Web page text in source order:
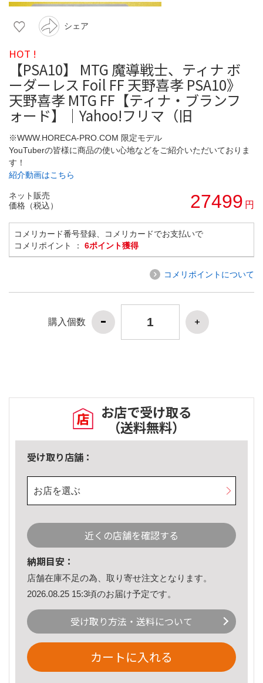
シェア
HOT !
【PSA10】 MTG 魔導戦士、ティナ ボ
ーダーレス Foil FF 天野喜孝 PSA10》
天野喜孝 MTG FF【ティナ・ブランフ
ォード】｜Yahoo!フリマ（旧
※WWW.HORECA-PRO.COM 限定モデル
YouTuberの皆様に商品の使い心地などをご紹介いただいておりま
す！
紹介動画はこちら
ネット販売
価格（税込）
27499 円
コメリカード番号登録、コメリカードでお支払いで
コメリポイント ： 6ポイント獲得
コメリポイントについて
購入個数
お店で受け取る
（送料無料）
受け取り店舗：
お店を選ぶ
近くの店舗を確認する
納期目安：
店舗在庫不足の為、取り寄せ注文となります。
2026.08.25 15:3頃のお届け予定です。
受け取り方法・送料について
カートに入れる